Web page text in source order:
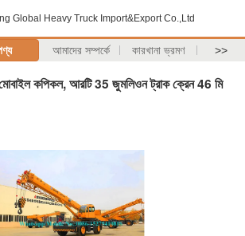
Global Heavy Truck Import&Export Co.,Ltd
আমাদের সম্পর্কে কারখানা ভ্রমণ >>
কপিকল, আরটি 35 জুমলিওন ট্রাক ক্রেন 46 মি